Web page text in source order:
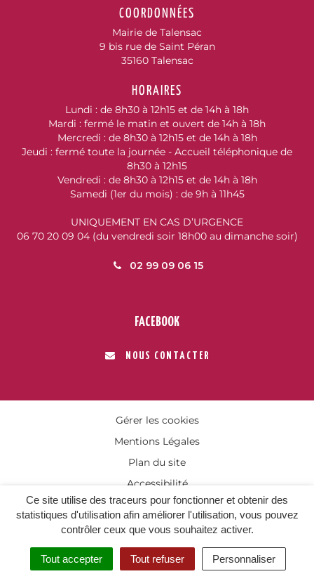
Ce site utilise des traceurs pour fonctionner et obtenir des
statistiques d'utilisation afin améliorer l'utilisation, vous pouvez
contrôler ceux que vous souhaitez activer.
Tout accepter Tout refuser Personnaliser
COORDONNÉES
Mairie de Talensac
9 bis rue de Saint Péran
35160 Talensac
HORAIRES
Lundi : de 8h30 à 12h15 et de 14h à 18h
Mardi : fermé le matin et ouvert de 14h à 18h
Mercredi : de 8h30 à 12h15 et de 14h à 18h
Jeudi : fermé toute la journée - Accueil téléphonique de
8h30 à 12h15
Vendredi : de 8h30 à 12h15 et de 14h à 18h
Samedi (1er du mois) : de 9h à 11h45
UNIQUEMENT EN CAS D’URGENCE
06 70 20 09 04 (du vendredi soir 18h00 au dimanche soir)
02 99 09 06 15
FACEBOOK
NOUS CONTACTER
Gérer les cookies
Mentions Légales
Plan du site
Accessibilité